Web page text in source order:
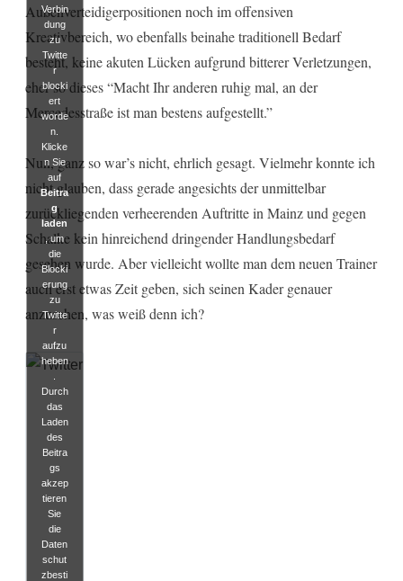
Außenverteidigerpositionen noch im offensiven
Kreativbereich, wo ebenfalls beinahe traditionell Bedarf
besteht, keine akuten Lücken aufgrund bitterer Verletzungen,
eher so dieses “Macht Ihr anderen ruhig mal, an der
Mercedesstraße ist man bestens aufgestellt.”
Nun, ganz so war’s nicht, ehrlich gesagt. Vielmehr konnte ich
nicht glauben, dass gerade angesichts der unmittelbar
zurückliegenden verheerenden Auftritte in Mainz und gegen
Schalke kein hinreichend dringender Handlungsbedarf
gesehen wurde. Aber vielleicht wollte man dem neuen Trainer
auch erst etwas Zeit geben, sich seinen Kader genauer
anzusehen, was weiß denn ich?
Verbin
dung
zu
Twitte
r
blocki
ert
worde
n.
Klicke
n Sie
auf
Beitra
g
laden
, um
die
Blocki
erung
zu
Twitte
r
aufzu
heben
Durch
das
Laden
des
Beitra
gs
akzep
tieren
Sie
die
Daten
schut
zbesti